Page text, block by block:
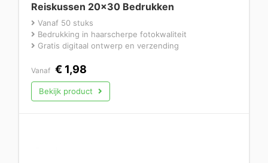
Reiskussen 20×30 Bedrukken
Vanaf 50 stuks
Bedrukking in haarscherpe fotokwaliteit
Gratis digitaal ontwerp en verzending
Vanaf € 1,98
Bekijk product